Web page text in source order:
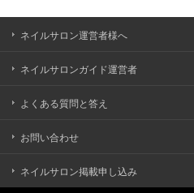
ネイルサロン運営者様へ
ネイルサロンガイド運営者
よくある質問と答え
お問い合わせ
ネイルサロン掲載申し込み